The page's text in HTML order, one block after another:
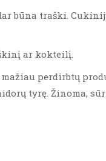
būna traški.
ar kokteilį.
perdirbtų
tyrę. Žinoma,